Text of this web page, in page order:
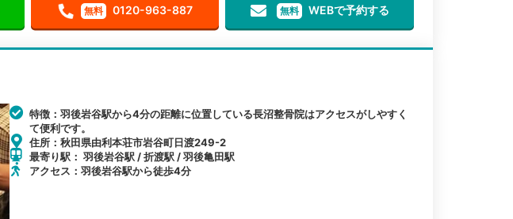
無料 0120-963-887 無料 WEBで予約する
特徴：羽後岩谷駅から4分の距離に位置している長沼整骨院はアクセスがしやすく
て便利です。
住所：秋田県由利本荘市岩谷町日渡249-2
最寄り駅： 羽後岩谷駅 / 折渡駅 / 羽後亀田駅
アクセス：羽後岩谷駅から徒歩4分